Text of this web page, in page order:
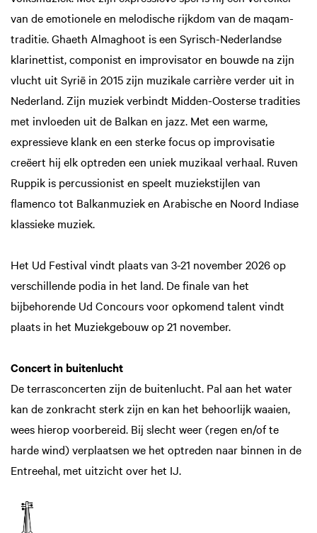
van de emotionele en melodische rijkdom van de maqam-
traditie. Ghaeth Almaghoot is een Syrisch-Nederlandse
klarinettist, componist en improvisator en bouwde na zijn
vlucht uit Syrië in 2015 zijn muzikale carrière verder uit in
Nederland. Zijn muziek verbindt Midden-Oosterse tradities
met invloeden uit de Balkan en jazz. Met een warme,
expressieve klank en een sterke focus op improvisatie
creëert hij elk optreden een uniek muzikaal verhaal. Ruven
Ruppik is percussionist en speelt muziekstijlen van
flamenco tot Balkanmuziek en Arabische en Noord Indiase
klassieke muziek.
Het Ud Festival vindt plaats van 3-21 november 2026 op
verschillende podia in het land. De finale van het
bijbehorende Ud Concours voor opkomend talent vindt
plaats in het Muziekgebouw op 21 november.
Concert in buitenlucht
De terrasconcerten zijn de buitenlucht. Pal aan het water
kan de zonkracht sterk zijn en kan het behoorlijk waaien,
wees hierop voorbereid. Bij slecht weer (regen en/of te
harde wind) verplaatsen we het optreden naar binnen in de
Entreehal, met uitzicht over het IJ.